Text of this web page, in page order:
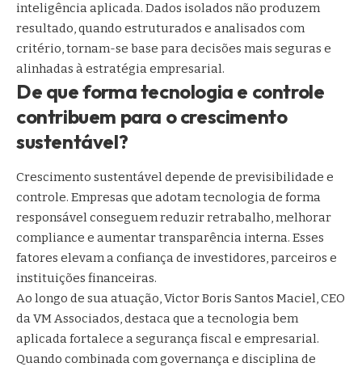
inteligência aplicada. Dados isolados não produzem
resultado, quando estruturados e analisados com
critério, tornam-se base para decisões mais seguras e
alinhadas à estratégia empresarial.
De que forma tecnologia e controle
contribuem para o crescimento
sustentável?
Crescimento sustentável depende de previsibilidade e
controle. Empresas que adotam tecnologia de forma
responsável conseguem reduzir retrabalho, melhorar
compliance e aumentar transparência interna. Esses
fatores elevam a confiança de investidores, parceiros e
instituições financeiras.
Ao longo de sua atuação, Victor Boris Santos Maciel, CEO
da VM Associados, destaca que a tecnologia bem
aplicada fortalece a segurança fiscal e empresarial.
Quando combinada com governança e disciplina de